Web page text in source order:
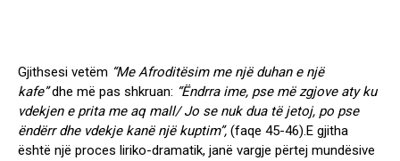
Gjithsesi vetëm “Me Afroditësim me një duhan e një
kafe”dhe më pas shkruan: “Ëndrra ime, pse më zgjove aty ku
vdekjen e prita me aq mall/ Jo se nuk dua të jetoj, po pse
ëndërr dhe vdekje kanë një kuptim”, (faqe 45-46).E gjitha
është një proces liriko-dramatik, janë vargje përtej mundësive